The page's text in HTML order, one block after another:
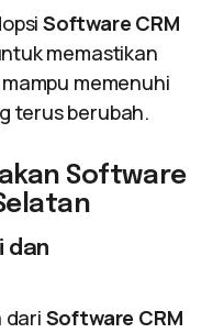
Software CRM
memastikan
memenuhi
terus berubah.
Software
dan
dari Software CRM